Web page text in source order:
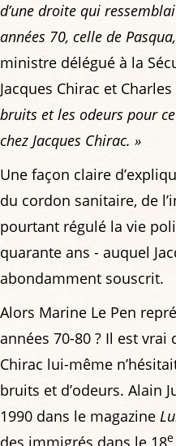
d’une droite qui
années 70, celle de
ministre délégué à la
Jacques Chirac et
bruits et les odeurs pour
chez Jacques Chirac. »
Une façon claire
du cordon sanitaire, de
pourtant régulé la vie
quarante ans - auquel
abondamment souscrit.
Alors Marine Le Pen
années 70-80 ? Il est vrai
Chirac lui-même
bruits et d’odeurs. Alain
1990 dans le magazine
des immigrés dans le 18e